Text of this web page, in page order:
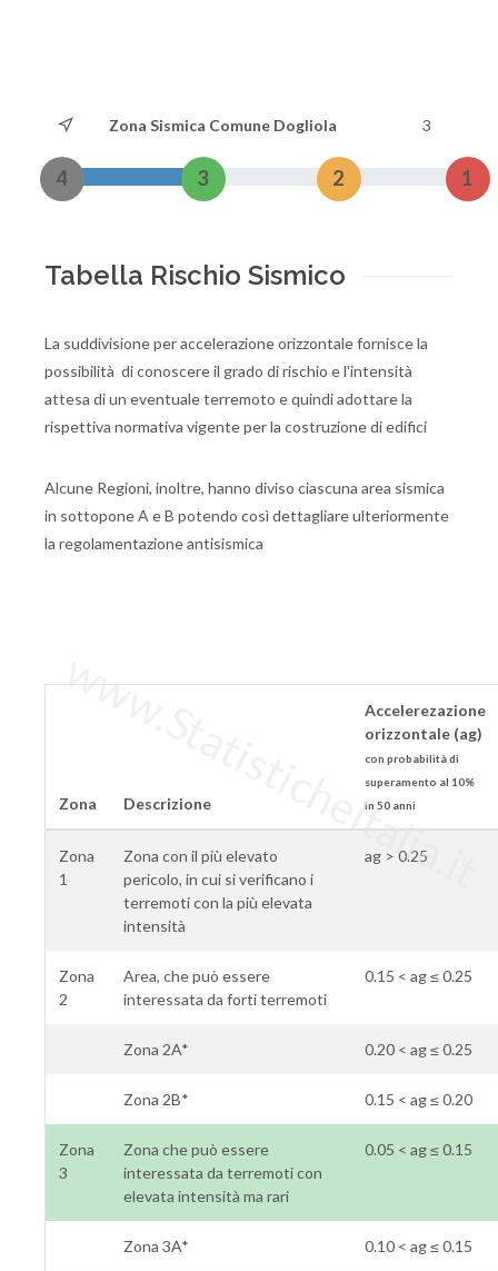
Zona Sismica Comune Dogliola 3
4 3 2 1
Tabella Rischio Sismico
La suddivisione per accelerazione orizzontale fornisce la
possibilità di conoscere il grado di rischio e l'intensità
attesa di un eventuale terremoto e quindi adottare la
rispettiva normativa vigente per la costruzione di edifici
Alcune Regioni, inoltre, hanno diviso ciascuna area sismica
in sottopone A e B potendo così dettagliare ulteriormente
la regolamentazione antisismica
Zona Descrizione
Accelerezazione
orizzontale (ag)
con probabilità di
superamento al 10%
in 50 anni
Zona
1
Zona con il più elevato
pericolo, in cui si verificano i
terremoti con la più elevata
intensità
ag > 0.25
Zona
2
Area, che può essere
interessata da forti terremoti
0.15 < ag ≤ 0.25
Zona 2A* 0.20 < ag ≤ 0.25
Zona 2B* 0.15 < ag ≤ 0.20
Zona
3
Zona che può essere
interessata da terremoti con
elevata intensità ma rari
0.05 < ag ≤ 0.15
Zona 3A* 0.10 < ag ≤ 0.15
www.StatisticheItalia.it